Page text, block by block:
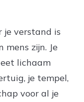
je verstand is
zijn. Je
lichaam
je tempel,
voor al je